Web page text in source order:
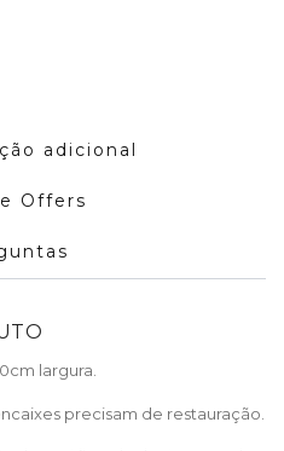
adicional
Offers
largura.
precisam de restauração.